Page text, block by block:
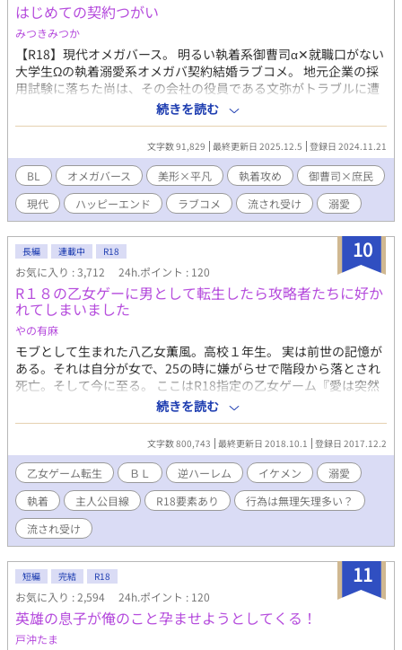
はじめての契約つがい
みつきみつか
【R18】現代オメガバース。 明るい執着系御曹司α✕就職口がない
大学生Ωの執着溺愛系オメガバ契約結婚ラブコメ。 地元企業の採
用試験に落ちた尚は、その会社の役員である文弥がトラブルに遭
っていたところを助け、それ以来、食事に行く仲となった。 大学
四年生も終盤に差し掛かるものの、Ωであることが理由で尚の就
職先はなかなか決まらない。 そこで、文弥から、「生活の面倒を
みるので契約結婚しませんか」と持ちかけられ、尚は快諾する
が……。 契約結婚ラブコメ＋エロ R18は（※）をつけます。 ※完
結済※
続きを読む
文字数 91,829 最終更新日 2025.12.5 登録日 2024.11.21
BL オメガバース 美形×平凡 執着攻め
御曹司×庶民
現代
ハッピーエンド ラブコメ 流され受け 溺愛
10
長編 連載中 R18
お気に入り : 3,712 24h.ポイント : 120
R１８の乙女ゲーに男として転生したら攻略者たちに好か
れてしまいました
やの有麻
モブとして生まれた八乙女薫風。高校１年生。 実は前世の記憶が
ある。それは自分が女で、25の時に嫌がらせで階段から落とされ
死亡。そして今に至る。 ここはR18指定の乙女ゲーム『愛は突然
に～華やかな学園で愛を育む～』の世界に転生してしまった。 男
だし、モブキャラだし、・・・関係ないよね？ それなのに次々と
求愛されるのは何故!? もう一度言います。 私は男です！前世は女
だったが今は男です！ 独身貴族を希望！静かに平和に暮らしたい
ので全力で拒否します！ でも拒否しても付きまとわれるのは何
故・・・？ ※知識もなく自分勝手に書いた物ですので何も考えず
に読んで頂けると幸いです。 ※高校に入るとＲ18部分が多くなり
ます。基本、攻めは肉食で強行手段が多いです。ですが相手によ
ってラブ甘？ 人それぞれですが感じ方が違うため、無理矢理、レ
ください！ ※閑話休題は全て他視点のお話です。読んでも読まな
くても話は繋がりますが、読むとより話が楽しめる内容を記載し
ております。 エロは☆、過激は注)、題名に付けます。 2017.12.7
現在、HOTランク10位になりました。有難うございます。
続きを読む
文字数 800,743 最終更新日 2018.10.1 登録日 2017.12.2
乙女ゲーム転生 ＢＬ 逆ハーレム イケメン
溺愛
執着
主人公目線 R18要素あり
行為は無理矢理多い？
流され受け
11
短編 完結 R18
お気に入り : 2,594 24h.ポイント : 120
英雄の息子が俺のこと孕ませようとしてくる！
戸沖たま